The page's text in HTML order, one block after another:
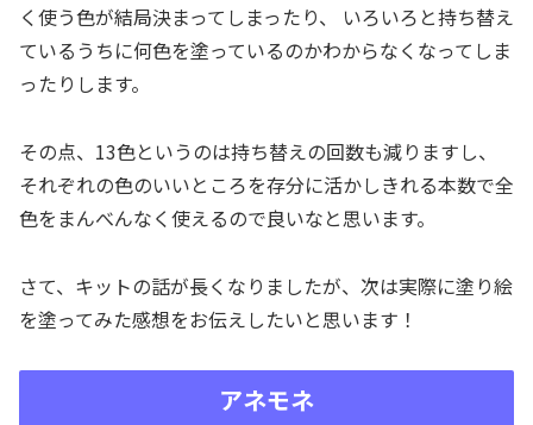
く使う色が結局決まってしまったり、 いろいろと持ち替え
ているうちに何色を塗っているのかわからなくなってしま
ったりします。
その点、13色というのは持ち替えの回数も減りますし、
それぞれの色のいいところを存分に活かしきれる本数で全
色をまんべんなく使えるので良いなと思います。
さて、キットの話が長くなりましたが、次は実際に塗り絵
を塗ってみた感想をお伝えしたいと思います！
アネモネ